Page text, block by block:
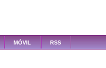
MÓVIL RSS